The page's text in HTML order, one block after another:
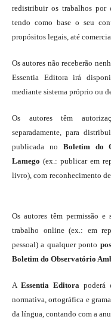
redistribuir os trabalhos por
tendo como base o seu
propósitos legais, até
Os autores não receberão
Essentia Editora irá
mediante sistema próprio ou
Os autores têm
separadamente, para
publicada no Boletim do
Lamego (ex.: publicar em
livro), com reconhecimento
Os autores têm permissão
trabalho online (ex.: em
pessoal) a qualquer ponto
Boletim do Observatório
A Essentia Editorapoderá
normativa, ortográfica e
da língua, contando com a